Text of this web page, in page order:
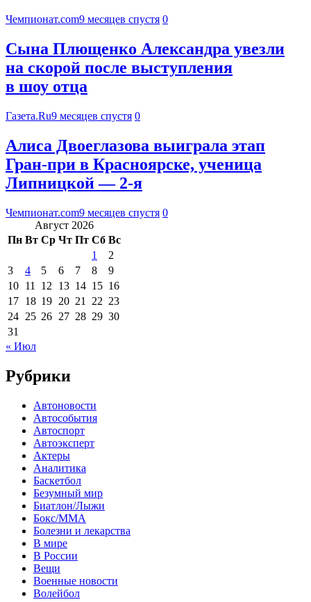
Чемпионат.com9 месяцев спустя 0
Сына Плющенко Александра увезли
на скорой после выступления
в шоу отца
Газета.Ru9 месяцев спустя 0
Алиса Двоеглазова выиграла этап
Гран-при в Красноярске, ученица
Липницкой — 2-я
Чемпионат.com9 месяцев спустя 0
Август 2026
Пн Вт Ср Чт Пт Сб Вс
1
2
3
4 5 6 7 8
9
10 11 12 13 14 15 16
17 18 19 20 21 22 23
24 25 26 27 28 29 30
31
« Июл
Рубрики
Автоновости
Автособытия
Автоспорт
Автоэксперт
Актеры
Аналитика
Баскетбол
Безумный мир
Биатлон/Лыжи
Бокс/MMA
Болезни и лекарства
В мире
В России
Вещи
Военные новости
Волейбол